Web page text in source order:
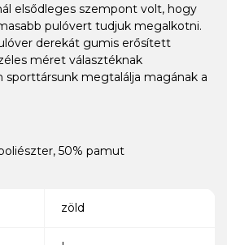
elsődleges szempont volt, hogy
pulóvert tudjuk megalkotni.
derekát gumis erősített
méret választéknak
megtalálja magának a
50% pamut
zöld